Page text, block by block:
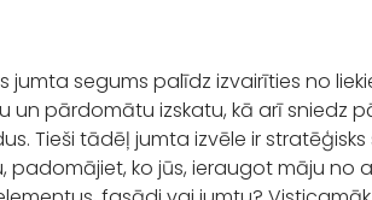
jumta segums palīdz izvairīties no
un pārdomātu izskatu, kā arī sniedz
Tieši tādēļ jumta izvēle ir
padomājiet, ko jūs, ieraugot māju no